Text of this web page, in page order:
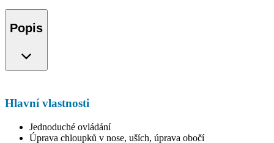
Popis
Hlavní vlastnosti
Jednoduché ovládání
Úprava chloupků v nose, uších, úprava obočí